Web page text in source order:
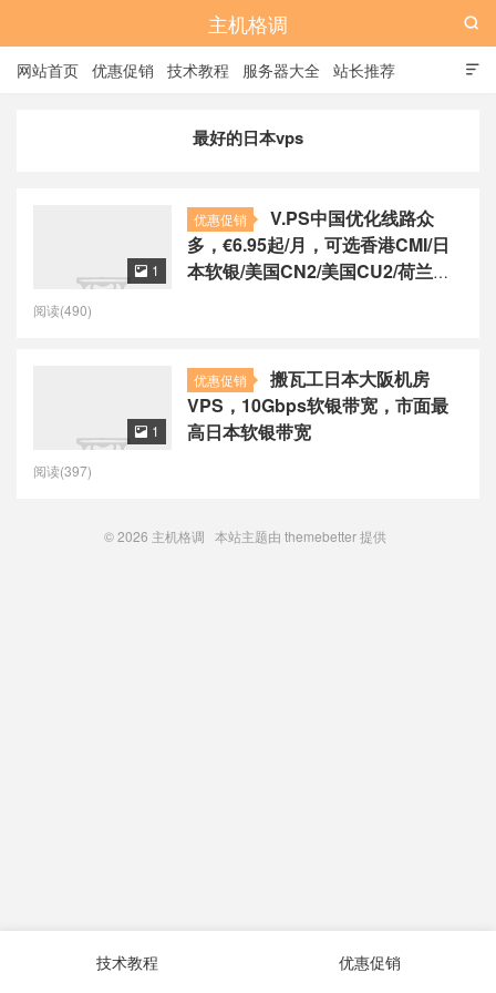
主机格调

网站首页 优惠促销 技术教程 服务器大全 站长推荐

最好的日本vps
优惠促销
V.PS中国优化线路众
多，€6.95起/月，可选香港CMI/日
本软银/美国CN2/美国CU2/荷兰
 1
阅读(490)
优惠促销
搬瓦工日本大阪机房
VPS，10Gbps软银带宽，市面最
高日本软银带宽
 1
阅读(397)
© 2026 主机格调 本站主题由 themebetter提供
技术教程 优惠促销